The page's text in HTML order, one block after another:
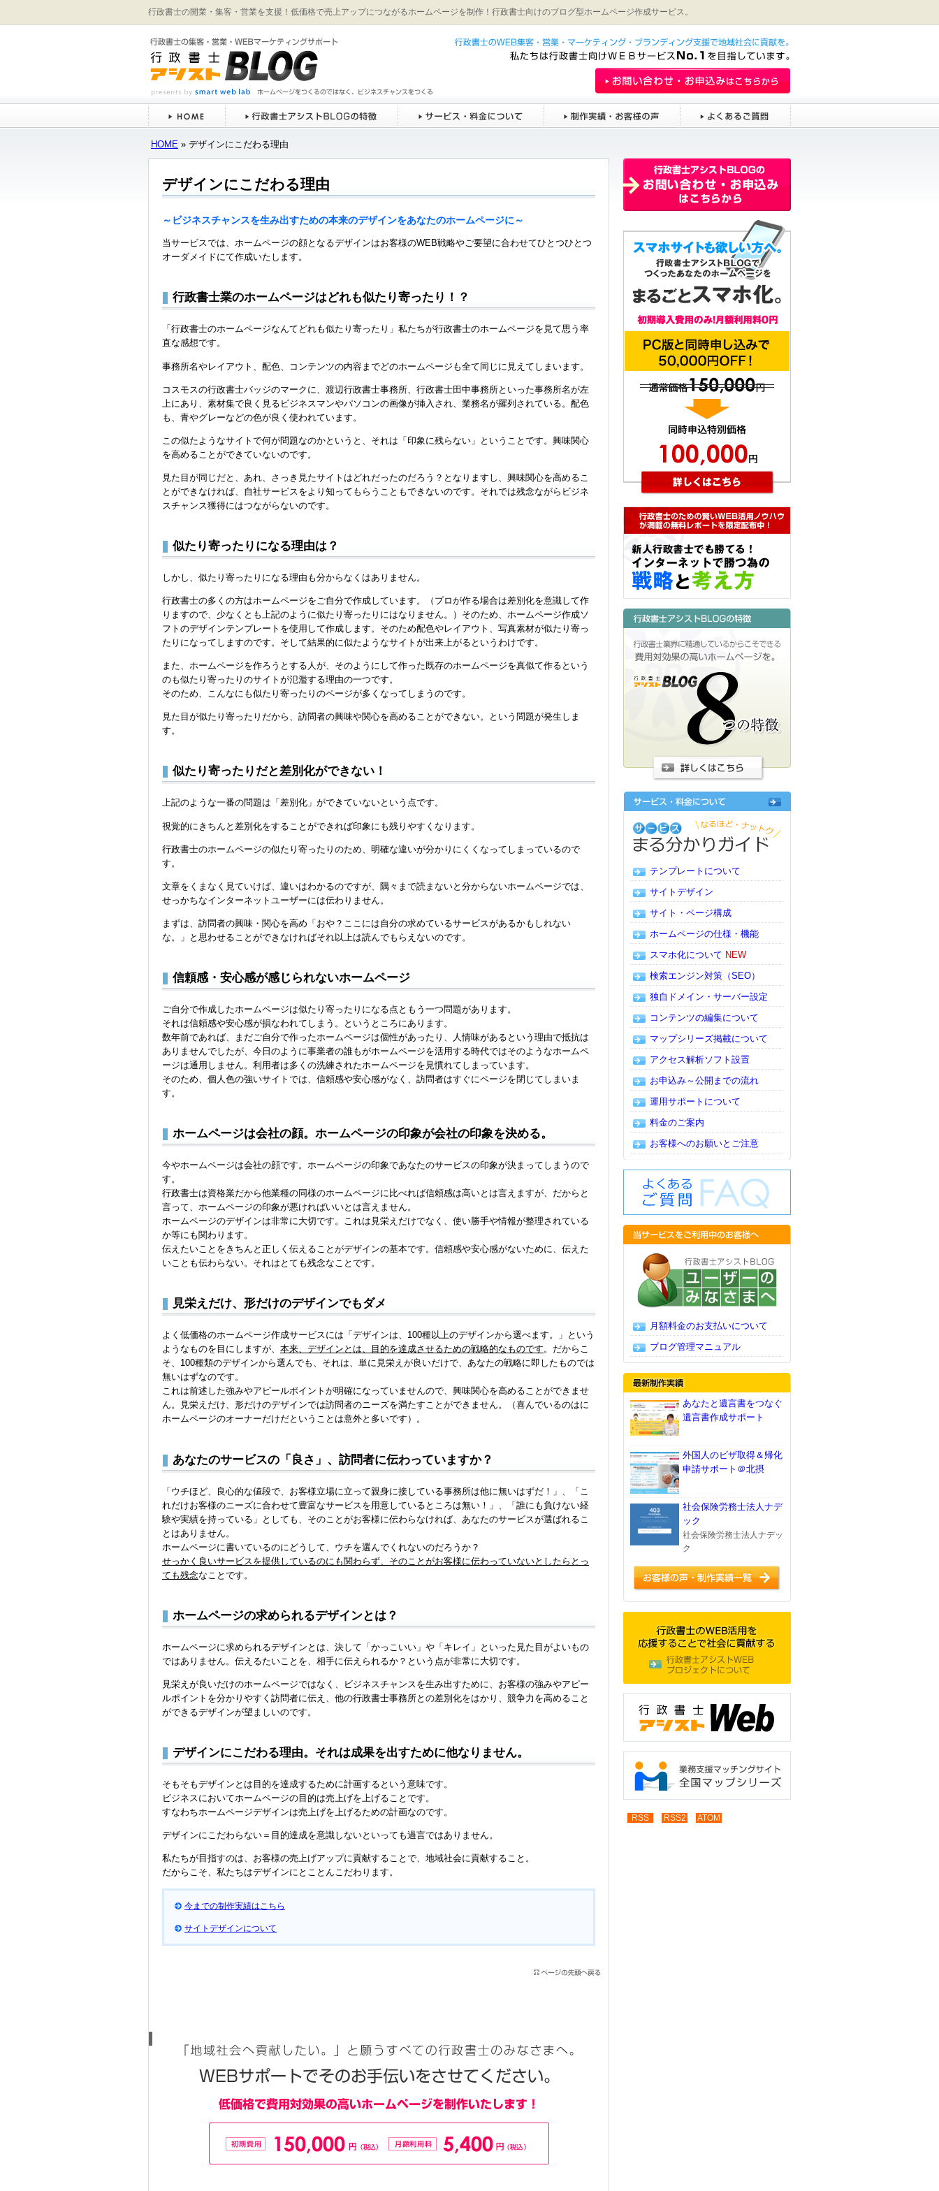
行政書士の開業・集客・営業を支援！低価格で売上アップにつながるホームページを制作！行政書士向けのブログ型ホームページ作成サービス。
HOME» デザインにこだわる理由
デザインにこだわる理由
～ビジネスチャンスを生み出すための本来のデザインをあなたのホームページに～
当サービスでは、ホームページの顔となるデザインはお客様のWEB戦略やご要望に合わせてひとつひとつ
オーダメイドにて作成いたします。
行政書士業のホームページはどれも似たり寄ったり！？
「行政書士のホームページなんてどれも似たり寄ったり」私たちが行政書士のホームページを見て思う率
直な感想です。
事務所名やレイアウト、配色、コンテンツの内容までどのホームページも全て同じに見えてしまいます。
コスモスの行政書士バッジのマークに、渡辺行政書士事務所、行政書士田中事務所といった事務所名が左
上にあり、素材集で良く見るビジネスマンやパソコンの画像が挿入され、業務名が羅列されている。配色
も、青やグレーなどの色が良く使われています。
この似たようなサイトで何が問題なのかというと、それは「印象に残らない」ということです。興味関心
を高めることができていないのです。
見た目が同じだと、あれ、さっき見たサイトはどれだったのだろう？となりますし、興味関心を高めるこ
とができなければ、自社サービスをより知ってもらうこともできないのです。それでは残念ながらビジネ
スチャンス獲得にはつながらないのです。
似たり寄ったりになる理由は？
しかし、似たり寄ったりになる理由も分からなくはありません。
行政書士の多くの方はホームページをご自分で作成しています。（プロが作る場合は差別化を意識して作
りますので、少なくとも上記のように似たり寄ったりにはなりません。）そのため、ホームページ作成ソ
フトのデザインテンプレートを使用して作成します。そのため配色やレイアウト、写真素材が似たり寄っ
たりになってしますのです。そして結果的に似たようなサイトが出来上がるというわけです。
また、ホームページを作ろうとする人が、そのようにして作った既存のホームページを真似て作るという
のも似たり寄ったりのサイトが氾濫する理由の一つです。
そのため、こんなにも似たり寄ったりのページが多くなってしまうのです。
見た目が似たり寄ったりだから、訪問者の興味や関心を高めることができない。という問題が発生しま
す。
似たり寄ったりだと差別化ができない！
上記のような一番の問題は「差別化」ができていないという点です。
視覚的にきちんと差別化をすることができれば印象にも残りやすくなります。
行政書士のホームページの似たり寄ったりのため、明確な違いが分かりにくくなってしまっているので
す。
文章をくまなく見ていけば、違いはわかるのですが、隅々まで読まないと分からないホームページでは、
せっかちなインターネットユーザーには伝わりません。
まずは、訪問者の興味・関心を高め「おや？ここには自分の求めているサービスがあるかもしれない
な。」と思わせることができなければそれ以上は読んでもらえないのです。
信頼感・安心感が感じられないホームページ
ご自分で作成したホームページは似たり寄ったりになる点ともう一つ問題があります。
それは信頼感や安心感が損なわれてしまう。というところにあります。
数年前であれば、まだご自分で作ったホームページは個性があったり、人情味があるという理由で抵抗は
ありませんでしたが、今日のように事業者の誰もがホームページを活用する時代ではそのようなホームペ
ージは通用しません。利用者は多くの洗練されたホームページを見慣れてしまっています。
そのため、個人色の強いサイトでは、信頼感や安心感がなく、訪問者はすぐにページを閉じてしまいま
す。
ホームページは会社の顔。ホームページの印象が会社の印象を決める。
今やホームページは会社の顔です。ホームページの印象であなたのサービスの印象が決まってしまうので
す。
行政書士は資格業だから他業種の同様のホームページに比べれば信頼感は高いとは言えますが、だからと
言って、ホームページの印象が悪ければいいとは言えません。
ホームページのデザインは非常に大切です。これは見栄えだけでなく、使い勝手や情報が整理されている
か等にも関わります。
伝えたいことをきちんと正しく伝えることがデザインの基本です。信頼感や安心感がないために、伝えた
いことも伝わらない。それはとても残念なことです。
見栄えだけ、形だけのデザインでもダメ
よく低価格のホームページ作成サービスには「デザインは、100種以上のデザインから選べます。」という
ようなものを目にしますが、 本来、デザインとは、目的を達成させるための戦略的なものです。だからこ
そ、100種類のデザインから選んでも、それは、単に見栄えが良いだけで、あなたの戦略に即したものでは
無いはずなのです。
これは前述した強みやアピールポイントが明確になっていませんので、興味関心を高めることができませ
ん。見栄えだけ、形だけのデザインでは訪問者のニーズを満たすことができません。（喜んでいるのはに
ホームページのオーナーだけだということは意外と多いです）。
あなたのサービスの「良さ」、訪問者に伝わっていますか？
「ウチほど、良心的な値段で、お客様立場に立って親身に接している事務所は他に無いはずだ！」、「こ
れだけお客様のニーズに合わせて豊富なサービスを用意しているところは無い！」、「誰にも負けない経
験や実績を持っている」としても、そのことがお客様に伝わらなければ、あなたのサービスが選ばれるこ
とはありません。
ホームページに書いているのにどうして、ウチを選んでくれないのだろうか？
せっかく良いサービスを提供しているのにも関わらず、そのことがお客様に伝わっていないとしたらとっ
ても残念なことです。
ホームページの求められるデザインとは？
ホームページに求められるデザインとは、決して「かっこいい」や「キレイ」といった見た目がよいもの
ではありません。伝えるたいことを、相手に伝えられるか？という点が非常に大切です。
見栄えが良いだけのホームページではなく、ビジネスチャンスを生み出すために、お客様の強みやアピー
ルポイントを分かりやすく訪問者に伝え、他の行政書士事務所との差別化をはかり、競争力を高めること
ができるデザインが望ましいのです。
デザインにこだわる理由。それは成果を出すために他なりません。
そもそもデザインとは目的を達成するために計画するという意味です。
ビジネスにおいてホームページの目的は売上げを上げることです。
すなわちホームページデザインは売上げを上げるための計画なのです。
デザインにこだわらない＝目的達成を意識しないといっても過言ではありません。
私たちが目指すのは、お客様の売上げアップに貢献することで、地域社会に貢献すること。
だからこそ、私たちはデザインにとことんこだわります。
今までの制作実績はこちら
サイトデザインについて
テンプレートについて
サイトデザイン
サイト・ページ構成
ホームページの仕様・機能
スマホ化について NEW
検索エンジン対策（SEO）
独自ドメイン・サーバー設定
コンテンツの編集について
マップシリーズ掲載について
アクセス解析ソフト設置
お申込み～公開までの流れ
運用サポートについて
料金のご案内
お客様へのお願いとご注意
月額料金のお支払いについて
ブログ管理マニュアル
あなたと遺言書をつなぐ
遺言書作成サポート
外国人のビザ取得＆帰化
申請サポート＠北摂
社会保険労務士法人ナデ
ック
社会保険労務士法人ナデッ
ク
RSS RSS2 ATOM